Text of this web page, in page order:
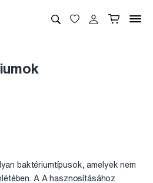
baktériumtípusok, amelyek nem
A A hasznosításához